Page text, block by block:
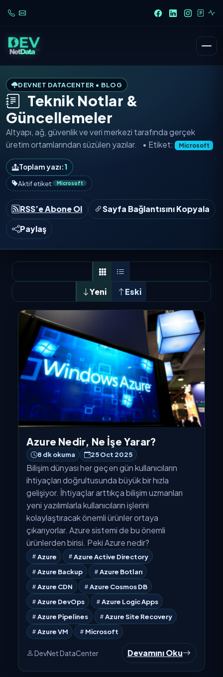
DEVNET DATACENTER • BLOG
Teknik Notlar &
Güncellemeler
Altyapı, ağ, güvenlik ve veri merkezi tarafında gerçek
üretim ortamlarından süzülen yazılar. • Etiket: Microsoft
Toplam yazı:1
Aktif etiket:
Microsoft
RSS’e Abone Ol
Sayfa Bağlantısını Kopyala
Paylaş
Yeni Eski
Azure Nedir, Ne İşe Yarar?
8 dk okuma 25 Oct 2025
Bilişim dünyası her geçen gün kullanıcıların
ihtiyaçları doğrultusunda büyük bir hızla
gelişiyor. İhtiyaçlar arttıkça bilişim uzmanları
yeni yazılımlarla kullanıcıların işlerini
kolaylaştıracak önemli ürünler ortaya
çıkarıyorlar. Azure sistemi de bu önemli
ürünlerden birisi. Peki Azure nedir?
Azure
Azure Active Directory
Azure Backup
Azure Botları
Azure CDN
Azure Cosmos DB
Azure DevOps
Azure Logic Apps
Azure Pipelines
Azure Site Recovery
Azure VM
Microsoft
DevNet DataCenter Devamını Oku